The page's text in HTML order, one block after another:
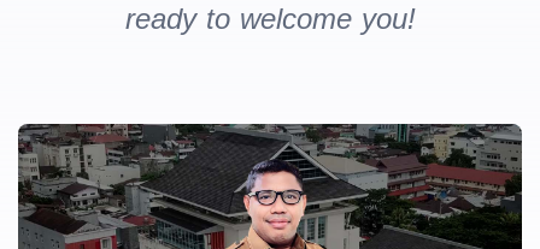
ready to welcome you!